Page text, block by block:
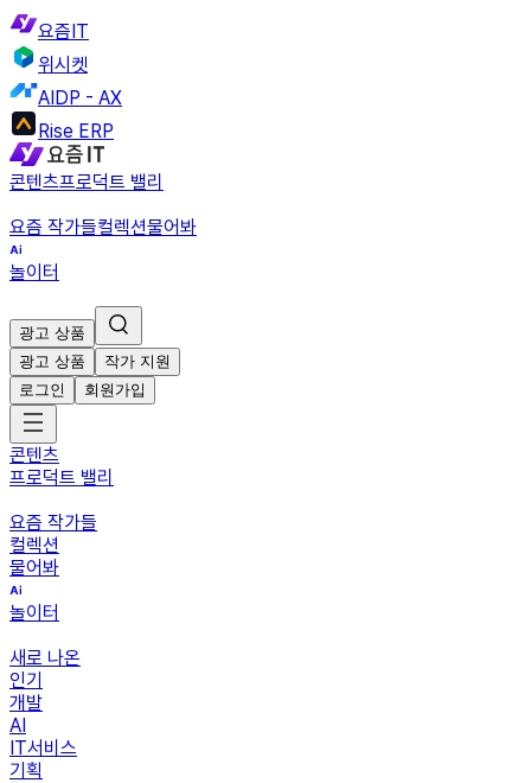
요즘IT
위시켓
AIDP - AX
Rise ERP
콘텐츠프로덕트 밸리
요즘 작가들컬렉션물어봐
놀이터
광고 상품
광고 상품
작가 지원
로그인
회원가입
콘텐츠
프로덕트 밸리
요즘 작가들
컬렉션
물어봐
놀이터
새로 나온
인기
개발
AI
IT서비스
기획